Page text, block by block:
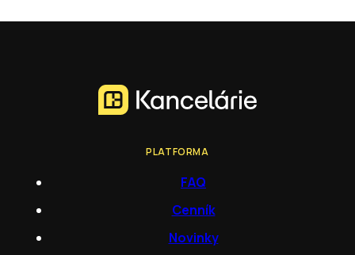
PLATFORMA
FAQ
Cenník
Novinky